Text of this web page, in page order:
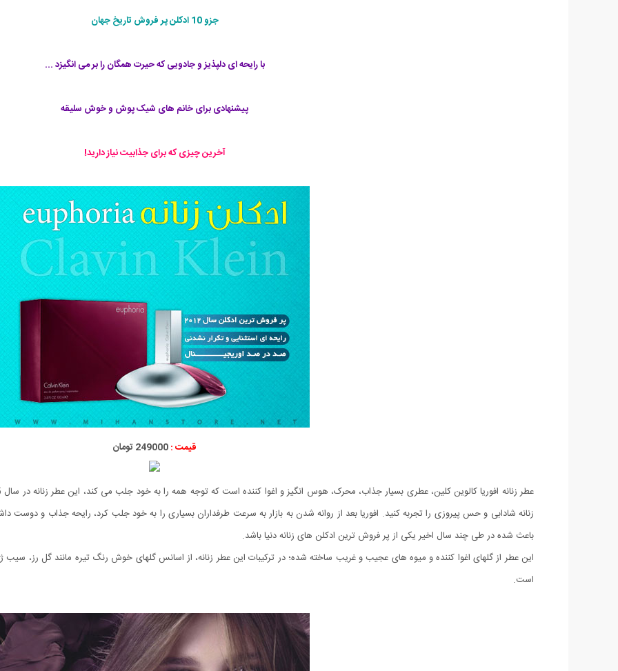
جزو 10 ادکلن پر فروش تاریخ جهان
با رایحه ای دلپذیز و جادویی که حیرت همگان را بر می انگیزد ...
پیشنهادی برای خانم های شیک پوش و خوش سلیقه
آخرین چیزی که برای جذابیت نیاز دارید!
قیمت :249000 تومان
زنانه شادابی و حس پیروزی را تجربه کنید. افوریا بعد از روانه شدن به بازار به سرعت طرفداران بسیاری را به خود جلب کرد، رایحه جذاب و دوست
باعث شده در طی چند سال اخیر یکی از پر فروش ترین ادکلن های زنانه دنیا باشد.
این عطر از گلهای اغوا کننده و میوه های عجیب و غریب ساخته شده؛ در ترکیبات این عطر زنانه، از اسانس گلهای خوش رنگ تیره مانند گل رز، سیب
است.